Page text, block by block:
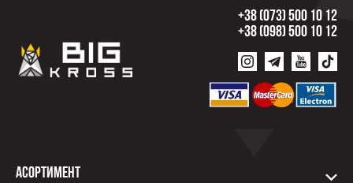
+38 (073) 500 10 12
+38 (098) 500 10 12
Асортимент